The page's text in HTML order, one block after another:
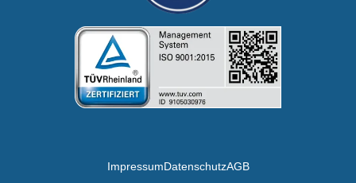
ImpressumDatenschutzAGB